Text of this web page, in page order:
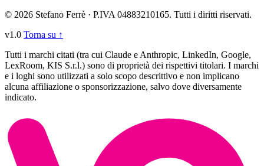
© 2026 Stefano Ferrè · P.IVA 04883210165. Tutti i diritti riservati.
v1.0 Torna su ↑
Tutti i marchi citati (tra cui Claude e Anthropic, LinkedIn, Google,
LexRoom, KIS S.r.l.) sono di proprietà dei rispettivi titolari. I marchi
e i loghi sono utilizzati a solo scopo descrittivo e non implicano
alcuna affiliazione o sponsorizzazione, salvo dove diversamente
indicato.